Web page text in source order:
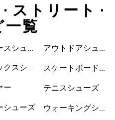
ストリート •
一覧
スシュー
クスシュ
ー
シューズ
シューズ
アウトドアシュー
スケートボードシ
テニスシューズ
ウォーキングシュ